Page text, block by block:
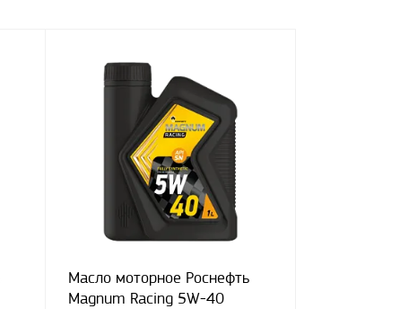
Масло моторное Роснефть
Magnum Racing 5W-40